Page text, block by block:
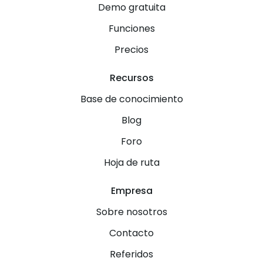
Demo gratuita
Funciones
Precios
Recursos
Base de conocimiento
Blog
Foro
Hoja de ruta
Empresa
Sobre nosotros
Contacto
Referidos